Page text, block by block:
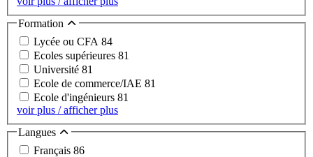
Formation
Lycée ou CFA 84
Ecoles supérieures 81
Université 81
Ecole de commerce/IAE 81
Ecole d'ingénieurs 81
voir plus / afficher plus
Langues
Français 86